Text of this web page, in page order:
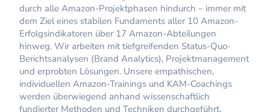
durch alle Amazon-Projektphasen hindurch – immer mit
dem Ziel eines stabilen Fundaments aller 10 Amazon-
Erfolgsindikatoren über 17 Amazon-Abteilungen
hinweg. Wir arbeiten mit tiefgreifenden Status-Quo-
Berichtsanalysen (Brand Analytics), Projektmanagement
und erprobten Lösungen. Unsere empathischen,
individuellen Amazon-Trainings und KAM-Coachings
werden überwiegend anhand wissenschaftlich
fundierter Methoden und Techniken durchgeführt.